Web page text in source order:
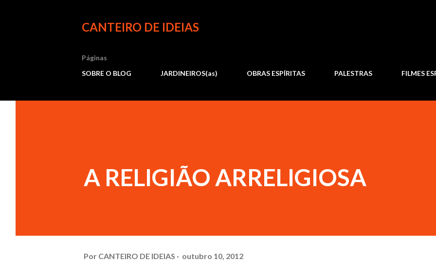
CANTEIRO DE IDEIAS
Páginas
SOBRE O BLOG
JARDINEIROS(as) OBRAS ESPÍRITAS PALESTRAS FILMES
A RELIGIÃO ARRELIGIOSA
Por CANTEIRO DE IDEIAS outubro 10, 2012